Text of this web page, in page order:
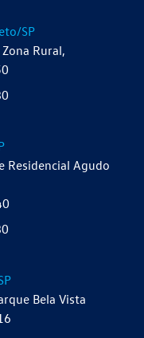
SP
Rural,
Residencial Agudo
Bela Vista